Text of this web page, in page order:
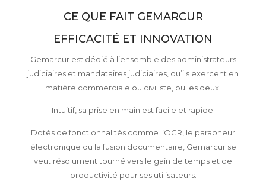
CE QUE FAIT GEMARCUR
EFFICACITÉ ET INNOVATION
Gemarcur est dédié à l’ensemble des administrateurs
judiciaires et mandataires judiciaires, qu’ils exercent en
matière commerciale ou civiliste, ou les deux.
Intuitif, sa prise en main est facile et rapide.
Dotés de fonctionnalités comme l’OCR, le parapheur
électronique ou la fusion documentaire, Gemarcur se
veut résolument tourné vers le gain de temps et de
productivité pour ses utilisateurs.